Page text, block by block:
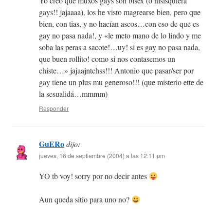
gays!! jajaaaa), los he visto magrearse bien, pero que
bien, con tias, y no hacían ascos…con eso de que es
gay no pasa nada!, y «le meto mano de lo lindo y me
soba las peras a sacote!…uy! si es gay no pasa nada,
que buen rollito! como si nos contasemos un
chiste…» jajaajntchss!!! Antonio que pasar/ser por
gay tiene un plus mu generoso!!! (que misterio ette de
la sesualidá…mmmm)
Responder
GuERodijo:
jueves, 16 de septiembre (2004) a las 12:11 pm
YO tb voy! sorry por no decir antes
Aun queda sitio para uno no?